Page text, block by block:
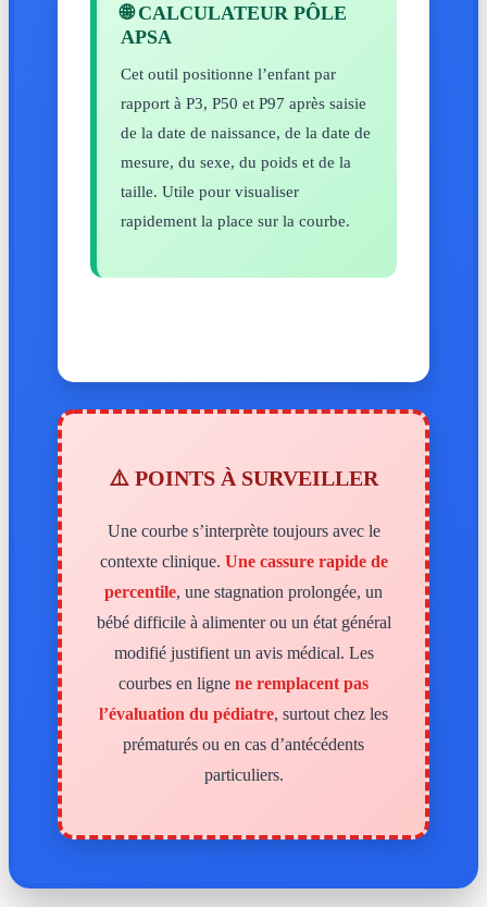
🌐 CALCULATEUR PÔLE
APSA
Cet outil positionne l’enfant par
rapport à P3, P50 et P97 après saisie
de la date de naissance, de la date de
mesure, du sexe, du poids et de la
taille. Utile pour visualiser
rapidement la place sur la courbe.
⚠️ POINTS À SURVEILLER
Une courbe s’interprète toujours avec le
contexte clinique. Une cassure rapide de
percentile, une stagnation prolongée, un
bébé difficile à alimenter ou un état général
modifié justifient un avis médical. Les
courbes en ligne ne remplacent pas
l’évaluation du pédiatre, surtout chez les
prématurés ou en cas d’antécédents
particuliers.